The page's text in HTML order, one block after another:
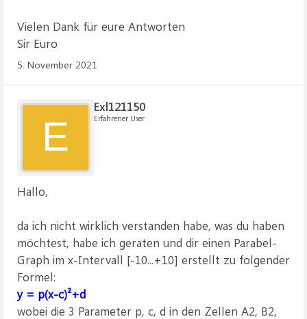
Vielen Dank für eure Antworten
Sir Euro
5. November 2021
E
Exl121150
Erfahrener User
Hallo,
da ich nicht wirklich verstanden habe, was du haben
möchtest, habe ich geraten und dir einen Parabel-
Graph im x-Intervall [-10...+10] erstellt zu folgender
Formel:
y = p(x-c)²+d
wobei die 3 Parameter p, c, d in den Zellen A2, B2,